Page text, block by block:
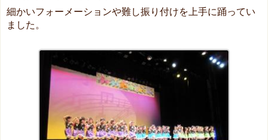
細かいフォーメーションや難し振り付けを上手に踊ってい
ました。